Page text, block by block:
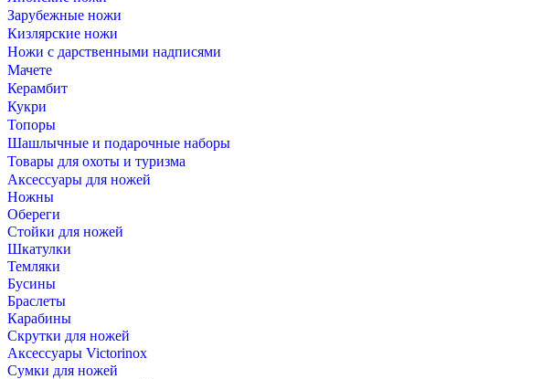
Зарубежные ножи
Кизлярские ножи
Ножи с дарственными надписями
Мачете
Керамбит
Кукри
Топоры
Шашлычные и подарочные наборы
Товары для охоты и туризма
Аксессуары для ножей
Ножны
Обереги
Стойки для ножей
Шкатулки
Темляки
Бусины
Браслеты
Карабины
Скрутки для ножей
Аксессуары Victorinox
Сумки для ножей